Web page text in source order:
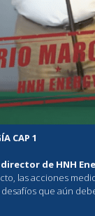
CAP 1
de HNH
las acciones
que aún